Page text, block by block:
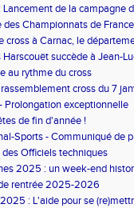
de la campagne
Championnats de
cross à Carnac, le
Harscouët succède à Jean-
au rythme du cross
cross du 7
Prolongation exceptionnelle
de fin d'année !
Sports - Communiqué de
Officiels techniques
2025 : un week-end
rentrée 2025-2026
: L'aide pour se